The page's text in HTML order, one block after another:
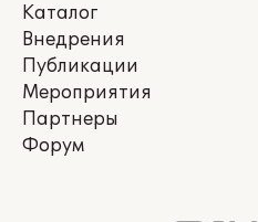
Каталог
Внедрения
Публикации
Мероприятия
Партнеры
Форум